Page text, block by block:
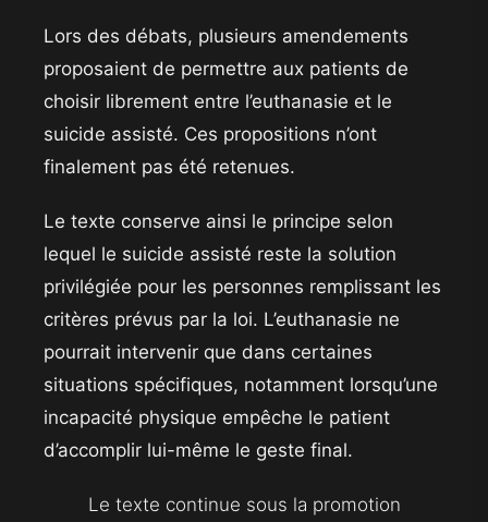
Lors des débats, plusieurs amendements
proposaient de permettre aux patients de
choisir librement entre l’euthanasie et le
suicide assisté. Ces propositions n’ont
finalement pas été retenues.
Le texte conserve ainsi le principe selon
lequel le suicide assisté reste la solution
privilégiée pour les personnes remplissant les
critères prévus par la loi. L’euthanasie ne
pourrait intervenir que dans certaines
situations spécifiques, notamment lorsqu’une
incapacité physique empêche le patient
d’accomplir lui-même le geste final.
Le texte continue sous la promotion